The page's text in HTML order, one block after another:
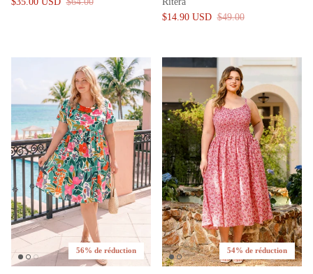
$14.90 USD $49.00
56% de réduction 54% de réduction